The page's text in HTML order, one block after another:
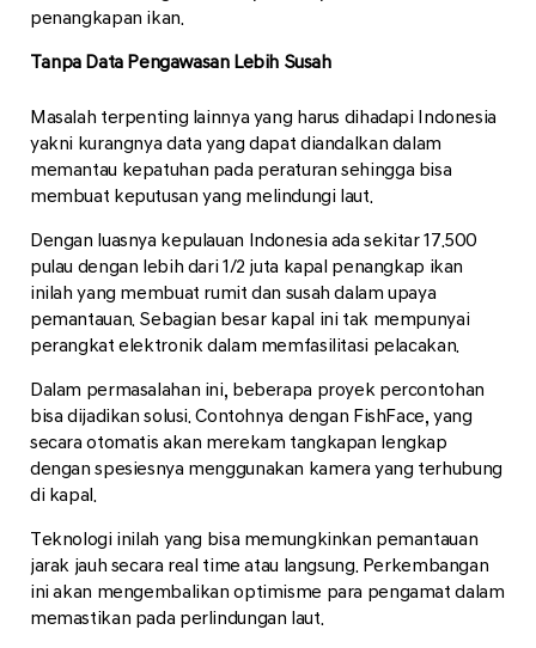
penangkapan ikan.
Tanpa Data Pengawasan Lebih Susah
Masalah terpenting lainnya yang harus dihadapi Indonesia
yakni kurangnya data yang dapat diandalkan dalam
memantau kepatuhan pada peraturan sehingga bisa
membuat keputusan yang melindungi laut.
Dengan luasnya kepulauan Indonesia ada sekitar 17.500
pulau dengan lebih dari 1/2 juta kapal penangkap ikan
inilah yang membuat rumit dan susah dalam upaya
pemantauan. Sebagian besar kapal ini tak mempunyai
perangkat elektronik dalam memfasilitasi pelacakan.
Dalam permasalahan ini, beberapa proyek percontohan
bisa dijadikan solusi. Contohnya dengan FishFace, yang
secara otomatis akan merekam tangkapan lengkap
dengan spesiesnya menggunakan kamera yang terhubung
di kapal.
Teknologi inilah yang bisa memungkinkan pemantauan
jarak jauh secara real time atau langsung. Perkembangan
ini akan mengembalikan optimisme para pengamat dalam
memastikan pada perlindungan laut.